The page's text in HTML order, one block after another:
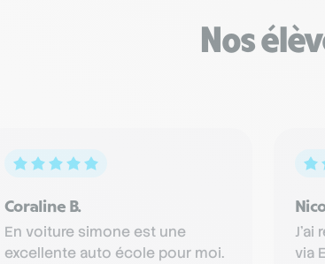
Nos
Coraline B.
En voiture simone est une
excellente auto école pour moi.
J'ai
via